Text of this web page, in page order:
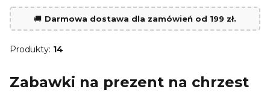
🚚 Darmowa dostawa dla zamówień od 199 zł.
Produkty: 14
Zabawki na prezent na chrzest